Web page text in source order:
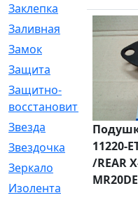
Заклепка
Заливная
Замок
[12]
Защита
Защитно-
восстановительный
Звезда
Звездочка
Зеркало
Изолента
11220-
/REAR